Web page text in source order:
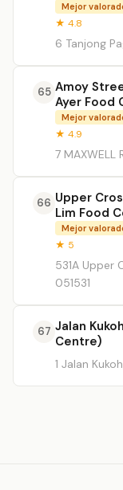
Mejor
★ 4.8
6 Tanjong
65 Amoy
Ayer Food
Mejor
★ 4.9
7 MAXWELL
66 Upper
Lim Food
Mejor
★ 5
531A Upper
051531
67 Jalan
Centre)
1 Jalan